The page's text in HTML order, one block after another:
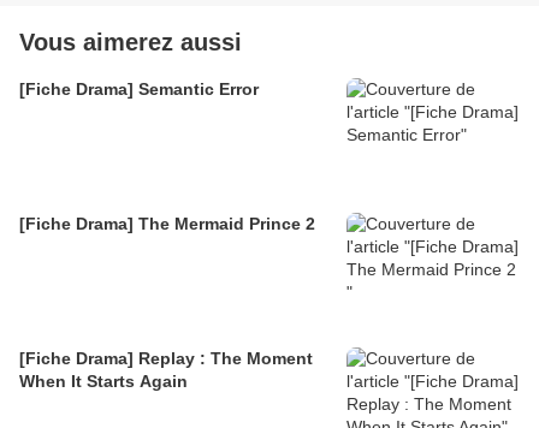
Vous aimerez aussi
[Fiche Drama] Semantic Error
[Fiche Drama] The Mermaid Prince 2
[Fiche Drama] Replay : The Moment
When It Starts Again